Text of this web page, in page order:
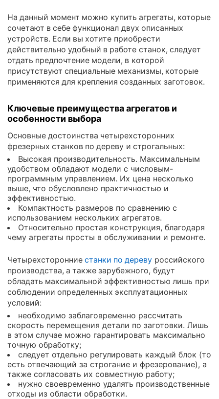
На данный момент можно купить агрегаты, которые
сочетают в себе функционал двух описанных
устройств. Если вы хотите приобрести
действительно удобный в работе станок, следует
отдать предпочтение модели, в которой
присутствуют специальные механизмы, которые
применяются для крепления созданных заготовок.
Ключевые преимущества агрегатов и
особенности выбора
Основные достоинства четырехсторонних
фрезерных станков по дереву и строгальных:
Высокая производительность. Максимальным
удобством обладают модели с числовым-
программным управлением. Их цена несколько
выше, что обусловлено практичностью и
эффективностью.
Компактность размеров по сравнению с
использованием нескольких агрегатов.
Относительно простая конструкция, благодаря
чему агрегаты просты в обслуживании и ремонте.
Четырехсторонниестанки по дереву российского
производства, а также зарубежного, будут
обладать максимальной эффективностью лишь при
соблюдении определенных эксплуатационных
условий:
необходимо заблаговременно рассчитать
скорость перемещения детали по заготовки. Лишь
в этом случае можно гарантировать максимально
точную обработку;
следует отдельно регулировать каждый блок (то
есть отвечающий за строгание и фрезерование), а
также согласовать их совместную работу;
нужно своевременно удалять производственные
отходы из области обработки.